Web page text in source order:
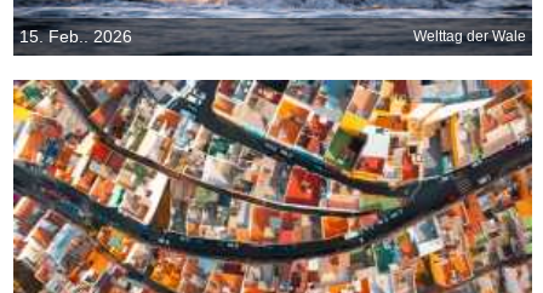
15. Feb.. 2026 Welttag der Wale